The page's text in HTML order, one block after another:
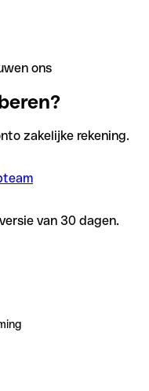
ons
zakelijke rekening.
van 30 dagen.